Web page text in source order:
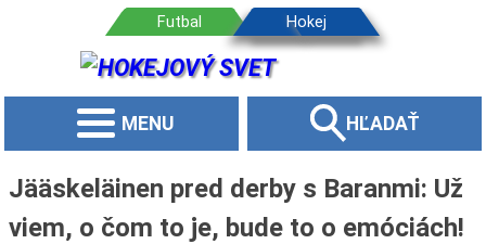
MENU HĽADAŤ
Jääskeläinen pred derby s Baranmi: Už
viem, o čom to je, bude to o emóciách!